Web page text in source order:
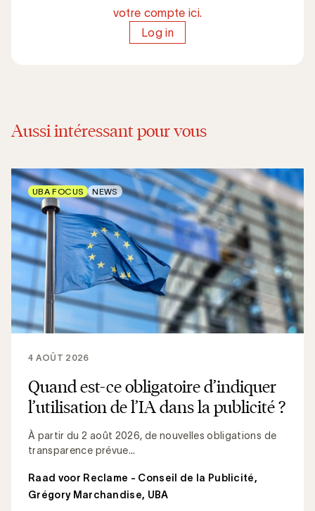
votre compte ici.
Log in
Aussi intéressant pour vous
Quand est-ce obligatoire d’indiquer
l’utilisation de l’IA dans la publicité ?
À partir du 2 août 2026, de nouvelles obligations de
transparence prévue...
4 AOÛT 2026
Raad voor Reclame - Conseil de la Publicité,
Grégory Marchandise, UBA
UBA FOCUS NEWS